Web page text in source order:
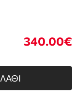
340.00€